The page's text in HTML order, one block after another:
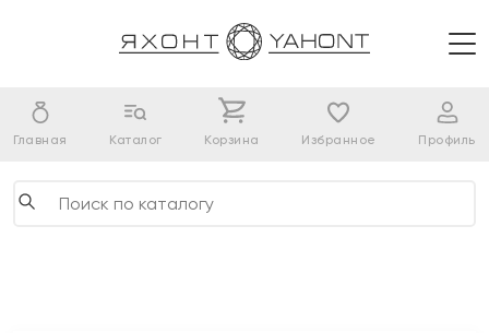
Главная Каталог Корзина Избранное Профиль